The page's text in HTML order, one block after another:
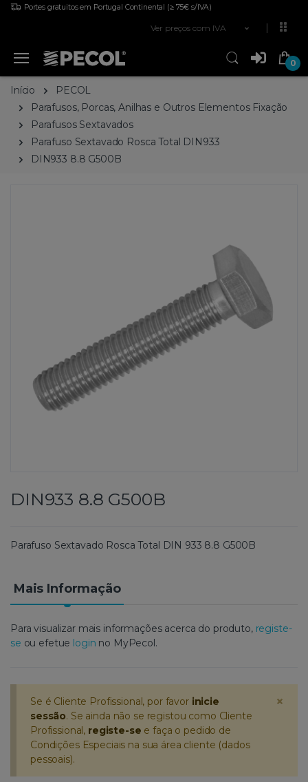
Portes gratuitos em Portugal Continental (≥ 75€ s/IVA)
Ver preços com IVA
0
Início
PECOL
Parafusos, Porcas, Anilhas e Outros Elementos Fixação
Parafusos Sextavados
Parafuso Sextavado Rosca Total DIN933
DIN933 8.8 G500B
DIN933 8.8 G500B
Parafuso Sextavado Rosca Total DIN 933 8.8 G500B
Mais Informação
Para visualizar mais informações acerca do produto, registe-
se ou efetue login no MyPecol.
×
Se é Cliente Profissional, por favor inicie
sessão. Se ainda não se registou como Cliente
Profissional, registe-se e faça o pedido de
Condições Especiais na sua área cliente (dados
pessoais).